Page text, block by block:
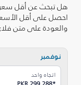
هل تبحث عن أقل سعر
احصل على أقل
والعودة على متن
نوفمبر
اتجاه واحد